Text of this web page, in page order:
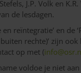
J.P. Volk en
de lesdagen.
en reïntegratie’ en de
rechte)’ zijn
op met (
voldoe je niet